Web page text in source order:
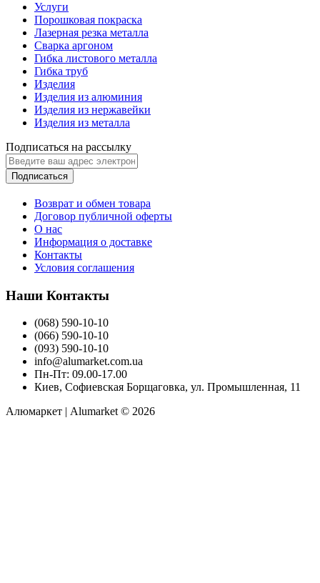
Услуги
Порошковая покраска
Лазерная резка металла
Сварка аргоном
Гибка листового металла
Гибка труб
Изделия
Изделия из алюминия
Изделия из нержавейки
Изделия из металла
Подписаться на рассылку
Подписаться
Возврат и обмен товара
Договор публичной оферты
О нас
Информация о доставке
Контакты
Условия соглашения
Наши Контакты
(068) 590-10-10
(066) 590-10-10
(093) 590-10-10
info@alumarket.com.ua
Пн-Пт: 09.00-17.00
Киев, Софиевская Борщаговка, ул. Промышленная, 11
Алюмаркет | Alumarket © 2026